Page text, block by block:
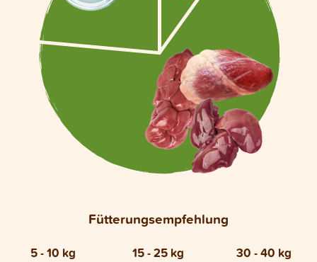
Fütterungsempfehlung
5 - 10 kg 15 - 25 kg 30 - 40 kg